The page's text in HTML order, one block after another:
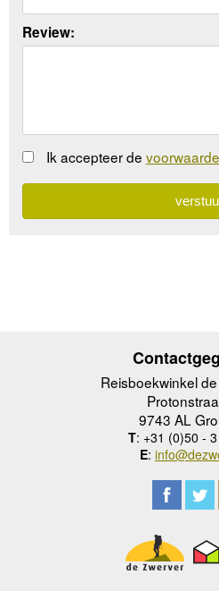
Review:
Ik accepteer de
Reisboekwinkel
9743 AL
T: +31 (0)50 -
E: